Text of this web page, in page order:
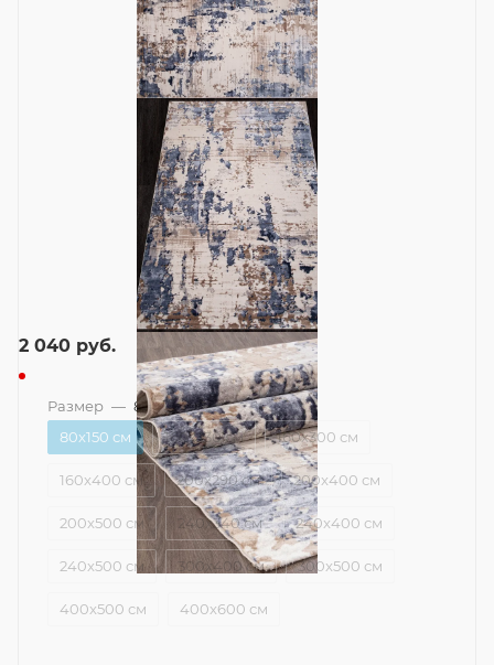
2 040 руб.
Размер — 80x150 см
80x150 см
160x230 см 160x300 см
160x400 см 200x290 см 200x400 см
200x500 см 240x340 см 240x400 см
240x500 см 300x400 см 300x500 см
400x500 см 400x600 см